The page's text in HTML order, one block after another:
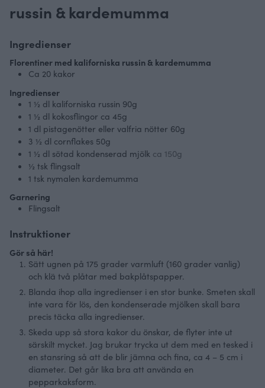
russin & kardemumma
Ingredienser
Florentiner med kaliforniska russin & kardemumma
Ca 20 kakor
Ingredienser
1 ½ dl kaliforniska russin 90g
1 ½ dl kokosflingor ca 45g
1 dl pistagenötter eller valfria nötter 60g
3 ½ dl cornflakes 50g
1 ½ dl sötad kondenserad mjölk ca 150g
½ tsk flingsalt
1 tsk nymalen kardemumma
Garnering
Flingsalt
Instruktioner
Gör så här!
Sätt ugnen på 175 grader varmluft (160 grader vanlig)
och klä två plåtar med bakplåtspapper.
Blanda ihop alla ingredienser i en stor bunke. Smeten skall
inte vara för lös, den kondenserade mjölken skall bara
precis täcka alla ingredienser.
Skeda upp så stora kakor du önskar, de flyter inte ut
särskilt mycket. Jag brukar trycka ut dem med en tesked i
en stansring så att de blir jämna och fina, ca 4 – 5 cm i
diameter. Det går lika bra att använda en
pepparkaksform.